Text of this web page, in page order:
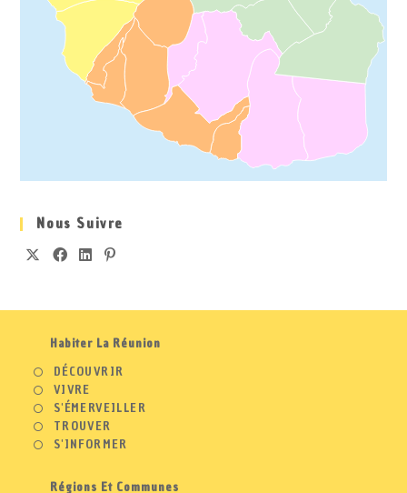
Nous Suivre
Habiter La Réunion
DÉCOUVRIR
VIVRE
S'ÉMERVEILLER
TROUVER
S'INFORMER
Régions Et Communes